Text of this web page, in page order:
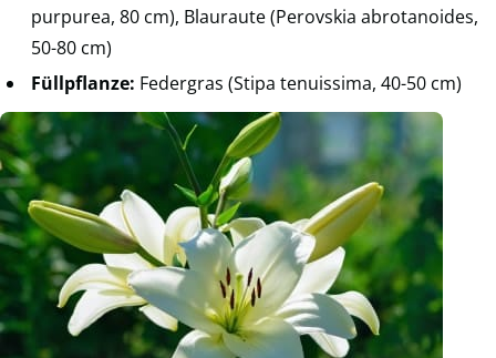
purpurea, 80 cm), Blauraute (Perovskia abrotanoides,
50-80 cm)
Füllpflanze: Federgras (Stipa tenuissima, 40-50 cm)